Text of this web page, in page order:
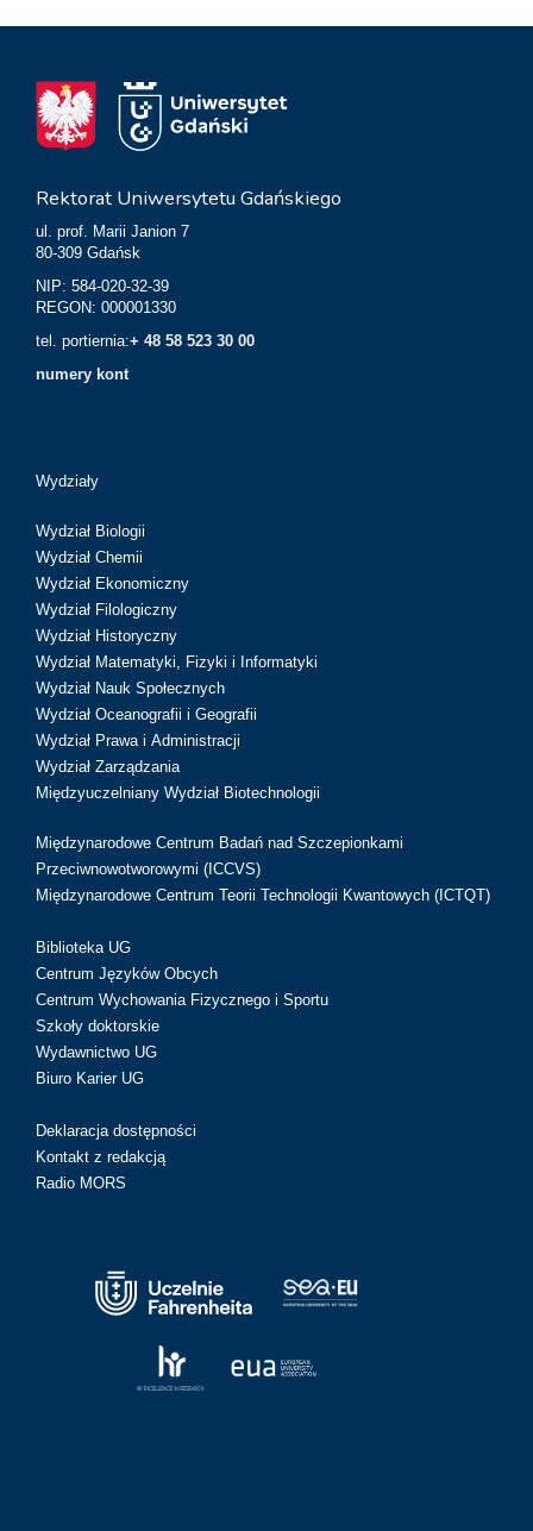
Rektorat Uniwersytetu Gdańskiego
ul. prof. Marii Janion 7
80-309 Gdańsk
NIP: 584-020-32-39
REGON: 000001330
tel. portiernia:+ 48 58 523 30 00
numery kont
Wydziały
Wydział Biologii
Wydział Chemii
Wydział Ekonomiczny
Wydział Filologiczny
Wydział Historyczny
Wydział Matematyki, Fizyki i Informatyki
Wydział Nauk Społecznych
Wydział Oceanografii i Geografii
Wydział Prawa i Administracji
Wydział Zarządzania
Międzyuczelniany Wydział Biotechnologii
Międzynarodowe Centrum Badań nad Szczepionkami
Przeciwnowotworowymi (ICCVS)
Międzynarodowe Centrum Teorii Technologii Kwantowych (ICTQT)
Biblioteka UG
Centrum Języków Obcych
Centrum Wychowania Fizycznego i Sportu
Szkoły doktorskie
Wydawnictwo UG
Biuro Karier UG
Deklaracja dostępności
Kontakt z redakcją
Radio MORS